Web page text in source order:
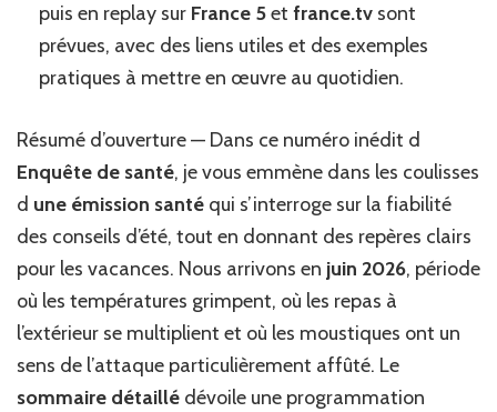
France
5
puis en replay sur France 5et france.tv sont
prévues, avec des liens utiles et des exemples
pratiques à mettre en œuvre au quotidien.
Résumé d’ouverture — Dans ce numéro inédit d
Enquête de santé, je vous emmène dans les coulisses
d une émission santé qui s’interroge sur la fiabilité
des conseils d’été, tout en donnant des repères clairs
pour les vacances. Nous arrivons en juin 2026, période
où les températures grimpent, où les repas à
l’extérieur se multiplient et où les moustiques ont un
sens de l’attaque particulièrement affûté. Le
sommaire détaillé dévoile une programmation